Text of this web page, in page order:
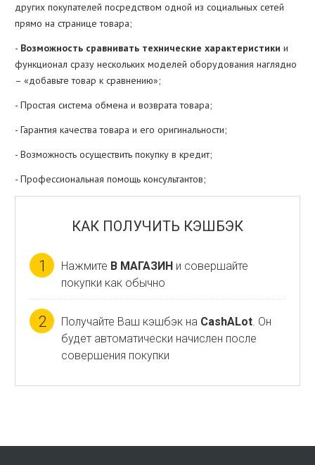
других покупателей посредством одной из социальных сетей
прямо на странице товара;
- Возможность сравнивать технические характеристики и
функционал сразу нескольких моделей оборудования наглядно
– «добавьте товар к сравнению»;
- Простая система обмена и возврата товара;
- Гарантия качества товара и его оригинальности;
- Возможность осуществить покупку в кредит;
- Профессиональная помощь консультантов;
КАК ПОЛУЧИТЬ КЭШБЭК
1 Нажмите В МАГАЗИН и совершайте
покупки как обычно
2 Получайте Ваш кэшбэк на CashALot. Он
будет автоматически начислен после
совершения покупки